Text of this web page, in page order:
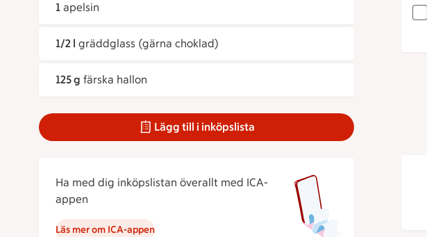
1 apelsin
1/2 l gräddglass (gärna choklad)
125 g färska hallon
Lägg till i inköpslista
Ha med dig inköpslistan överallt med ICA-
appen
Läs mer om ICA-appen